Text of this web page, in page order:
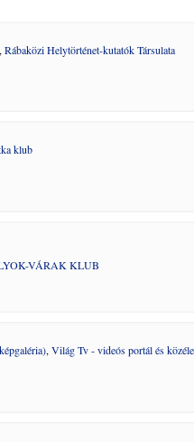
, Rábaközi Helytörténet-kutatók Társulata
klub
VÁRAK KLUB
, Világ Tv - videós portál és